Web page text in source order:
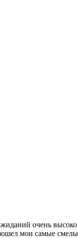
очень
мои самые